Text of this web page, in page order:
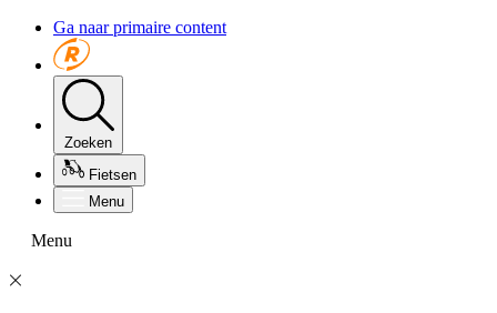
Ga naar primaire content
Zoeken
Fietsen
Menu
Menu